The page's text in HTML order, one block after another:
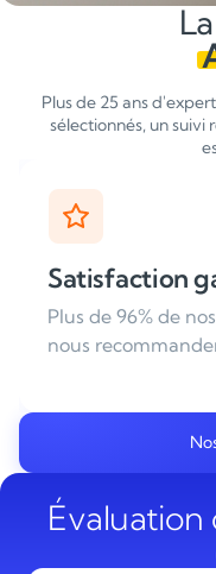
Plus de 25 ans
sélectionnés, un suivi
+19 000
an
Tous les ans, des
Évaluation